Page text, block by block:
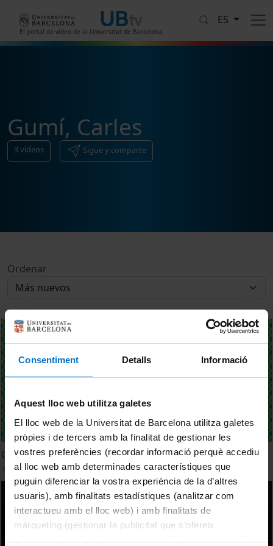
Consentiment Detalls Informació
Aquest lloc web utilitza galetes
El lloc web de la Universitat de Barcelona utilitza galetes
pròpies i de tercers amb la finalitat de gestionar les
vostres preferències (recordar informació perquè accediu
al lloc web amb determinades característiques que
puguin diferenciar la vostra experiència de la d’altres
usuaris), amb finalitats estadístiques (analitzar com
interactueu amb el lloc web) i amb finalitats de
màrqueting (gestionar la publicitat que s’ofereix
adequant-la en funció dels vostres hàbits de navegació).
El portal de vídeo de la Universitat de Barcelona
ES
Gumí, Carles
3vídeos Sigue y comparte
Ordenar
Concert de Nadal 2024
11 Diciembre, 2024